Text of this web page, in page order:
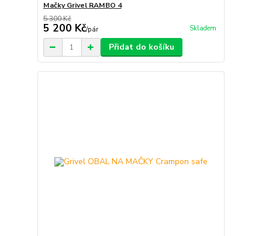
Mačky Grivel RAMBO 4
5 300 Kč
5 200 Kč/pár Skladem
Přidat do košíku